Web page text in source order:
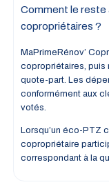
Comment le
copropriétaires ?
MaPrimeRénov’
copropriétaires,
quote-part. Les
conformément aux
votés.
Lorsqu’un éco-PTZ
copropriétaire
correspondant à la